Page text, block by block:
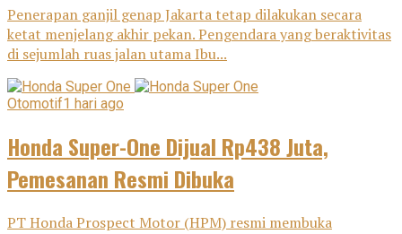
Penerapan ganjil genap Jakarta tetap dilakukan secara
ketat menjelang akhir pekan. Pengendara yang beraktivitas
di sejumlah ruas jalan utama Ibu...
Otomotif1 hari ago
Honda Super-One Dijual Rp438 Juta,
Pemesanan Resmi Dibuka
PT Honda Prospect Motor (HPM) resmi membuka